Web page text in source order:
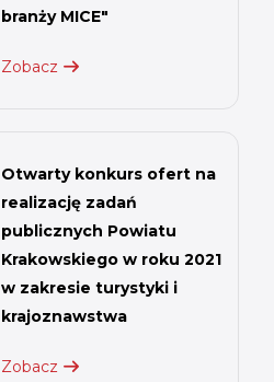
branży MICE"
Zobacz
Otwarty konkurs ofert na
realizację zadań
publicznych Powiatu
Krakowskiego w roku 2021
w zakresie turystyki i
krajoznawstwa
Zobacz